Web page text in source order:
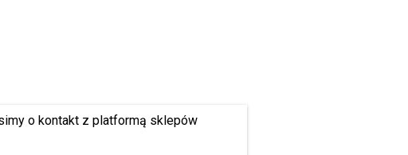
o kontakt z platformą sklepów